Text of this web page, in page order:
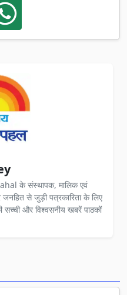
के संस्थापक, मालिक एवं
से जुड़ी पत्रकारिता के लिए
सच्ची और विश्वसनीय खबरें पाठकों